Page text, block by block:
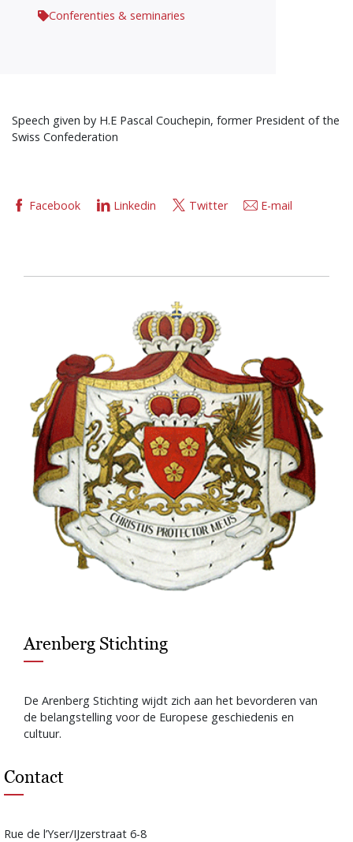
Conferenties & seminaries
Speech given by H.E Pascal Couchepin, former President of the
Swiss Confederation
Facebook Linkedin Twitter E-mail
Arenberg Stichting
De Arenberg Stichting wijdt zich aan het bevorderen van
de belangstelling voor de Europese geschiedenis en
cultuur.
Contact
Rue de l’Yser/IJzerstraat 6-8